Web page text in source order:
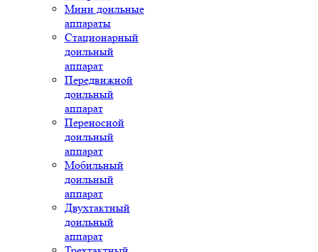
Мини доильные
аппараты
Стационарный
доильный
аппарат
Передвижной
доильный
аппарат
Переносной
доильный
аппарат
Мобильный
доильный
аппарат
Двухтактный
доильный
аппарат